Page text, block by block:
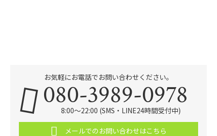
お気軽にお電話でお問い合わせください。
080-3989-0978
8:00～22:00 (SMS・LINE24時間受付中)
メールでのお問い合わせはこちら